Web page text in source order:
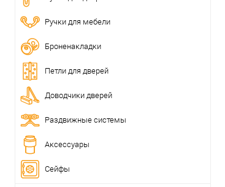
Ручки для мебели
Броненакладки
Петли для дверей
Доводчики дверей
Раздвижные системы
Аксессуары
Сейфы